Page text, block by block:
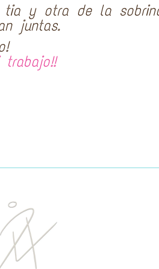
y otra de la
juntas.